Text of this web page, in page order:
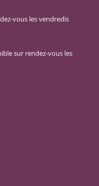
vous les vendredis
sur rendez-vous les